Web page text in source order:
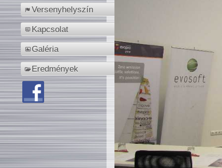
Versenyhelyszín
Kapcsolat
Galéria
Eredmények